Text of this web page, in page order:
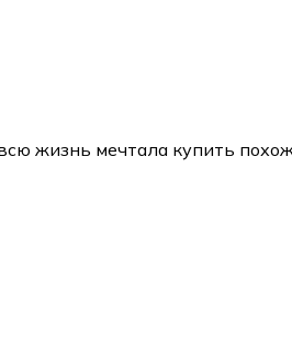
жизнь мечтала купить